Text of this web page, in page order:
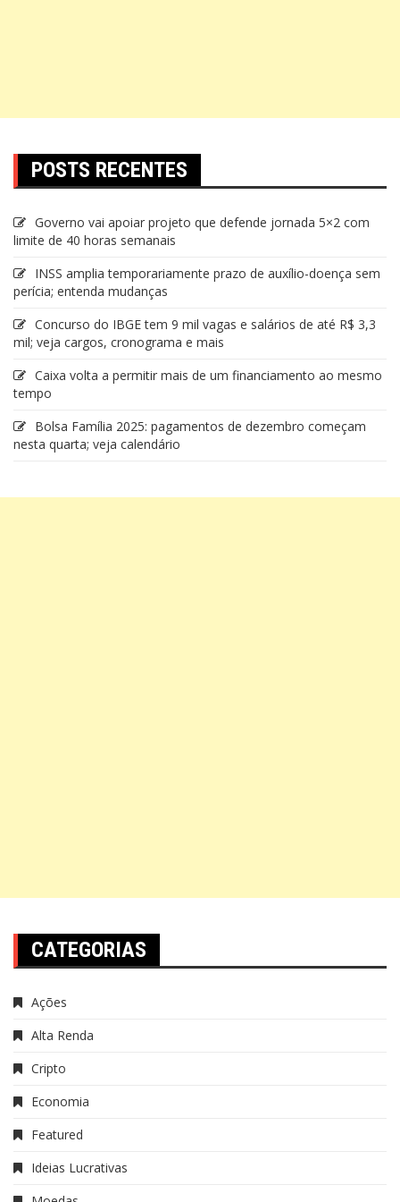
POSTS RECENTES
Governo vai apoiar projeto que defende jornada 5×2 com
limite de 40 horas semanais
INSS amplia temporariamente prazo de auxílio-doença sem
perícia; entenda mudanças
Concurso do IBGE tem 9 mil vagas e salários de até R$ 3,3
mil; veja cargos, cronograma e mais
Caixa volta a permitir mais de um financiamento ao mesmo
tempo
Bolsa Família 2025: pagamentos de dezembro começam
nesta quarta; veja calendário
CATEGORIAS
Ações
Alta Renda
Cripto
Economia
Featured
Ideias Lucrativas